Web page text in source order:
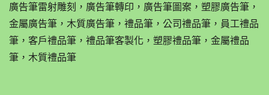
廣告筆雷射雕刻，廣告筆轉印，廣告筆圖案，塑膠廣告筆，
金屬廣告筆，木質廣告筆，禮品筆，公司禮品筆，員工禮品
筆，客戶禮品筆，禮品筆客製化，塑膠禮品筆，金屬禮品
筆，木質禮品筆